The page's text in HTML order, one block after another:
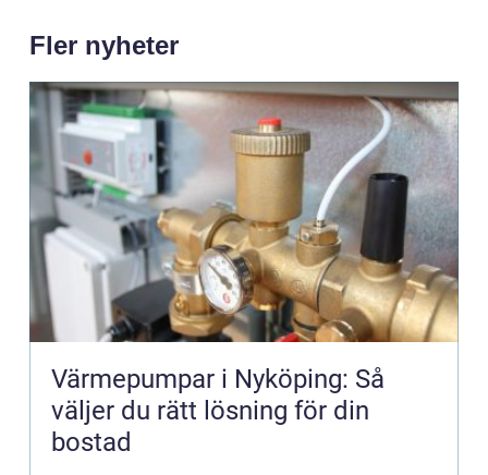
Fler nyheter
Värmepumpar i Nyköping: Så
väljer du rätt lösning för din
bostad